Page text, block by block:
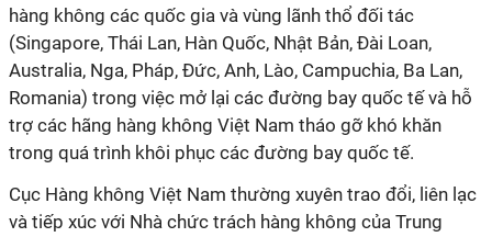
hàng không các quốc gia và vùng lãnh thổ đối tác
(Singapore, Thái Lan, Hàn Quốc, Nhật Bản, Đài Loan,
Australia, Nga, Pháp, Đức, Anh, Lào, Campuchia, Ba Lan,
Romania) trong việc mở lại các đường bay quốc tế và hỗ
trợ các hãng hàng không Việt Nam tháo gỡ khó khăn
trong quá trình khôi phục các đường bay quốc tế.
Cục Hàng không Việt Nam thường xuyên trao đổi, liên lạc
và tiếp xúc với Nhà chức trách hàng không của Trung